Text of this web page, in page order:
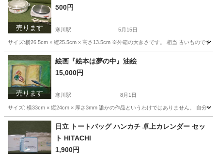
売ります
500円
寒川駅 5月15日
サイズ:横26.5cm × 縦25.5cm × 高さ13.5cm ※外箱の大きさです。 相当 古いものです
神奈川 高座郡 寒川駅 家庭用品 需要
売ります
絵画『絵本は夢の中』油絵
15,000円
寒川駅 8月1日
サイズ: 横33cm × 縦24cm × 厚さ3mm 誰かの作品というわけではありません。 自分
神奈川 高座郡 寒川駅 その他 需要
日立 トートバッグ ハンカチ 卓上カレンダー セッ
ト HITACHI
1,900円